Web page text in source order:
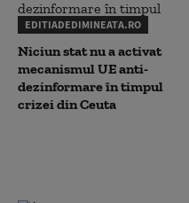
EDITIADEDIMINEATA.RO
Niciun stat nu a activat
mecanismul UE anti-
dezinformare în timpul
crizei din Ceuta